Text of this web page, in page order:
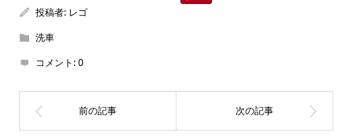
投稿者: レゴ
洗車
コメント:0